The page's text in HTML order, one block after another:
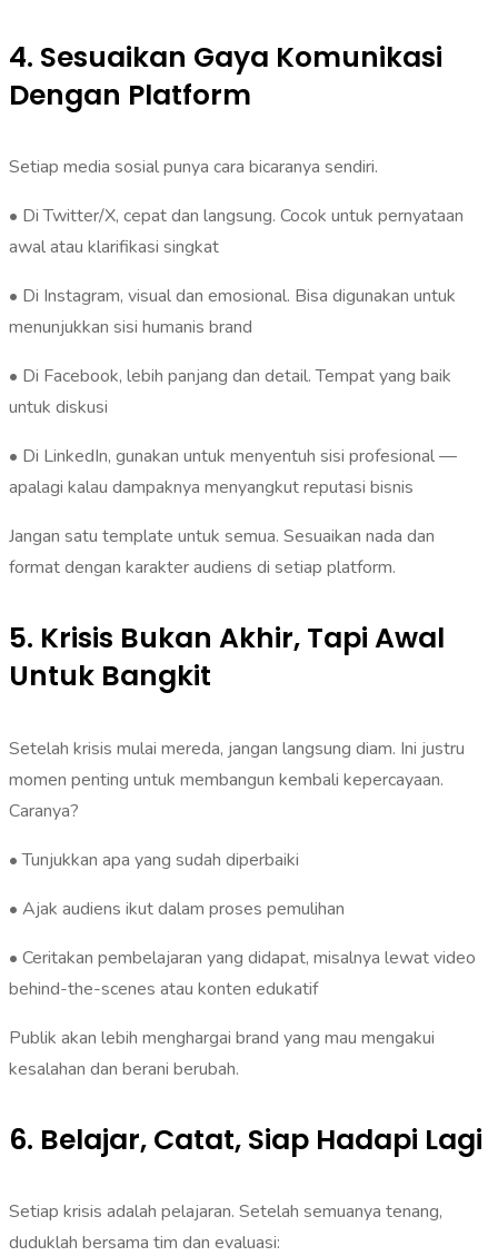
4. Sesuaikan Gaya Komunikasi
Dengan Platform
Setiap media sosial punya cara bicaranya sendiri.
• Di Twitter/X, cepat dan langsung. Cocok untuk pernyataan
awal atau klarifikasi singkat
• Di Instagram, visual dan emosional. Bisa digunakan untuk
menunjukkan sisi humanis brand
• Di Facebook, lebih panjang dan detail. Tempat yang baik
untuk diskusi
• Di LinkedIn, gunakan untuk menyentuh sisi profesional —
apalagi kalau dampaknya menyangkut reputasi bisnis
Jangan satu template untuk semua. Sesuaikan nada dan
format dengan karakter audiens di setiap platform.
5. Krisis Bukan Akhir, Tapi Awal
Untuk Bangkit
Setelah krisis mulai mereda, jangan langsung diam. Ini justru
momen penting untuk membangun kembali kepercayaan.
Caranya?
• Tunjukkan apa yang sudah diperbaiki
• Ajak audiens ikut dalam proses pemulihan
• Ceritakan pembelajaran yang didapat, misalnya lewat video
behind-the-scenes atau konten edukatif
Publik akan lebih menghargai brand yang mau mengakui
kesalahan dan berani berubah.
6. Belajar, Catat, Siap Hadapi Lagi
Setiap krisis adalah pelajaran. Setelah semuanya tenang,
duduklah bersama tim dan evaluasi: